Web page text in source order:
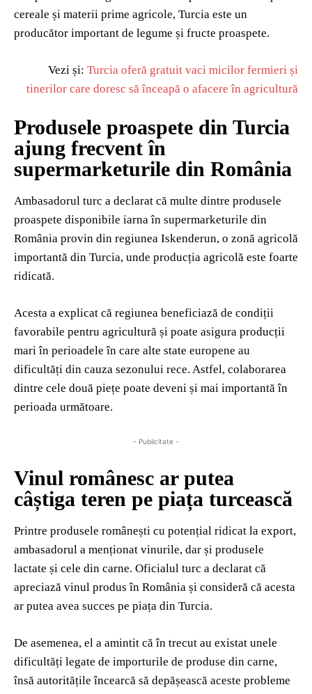
cereale și materii prime agricole, Turcia este un
producător important de legume și fructe proaspete.
Vezi și: Turcia oferă gratuit vaci micilor fermieri și
tinerilor care doresc să înceapă o afacere în agricultură
Produsele proaspete din Turcia
ajung frecvent în
supermarketurile din România
Ambasadorul turc a declarat că multe dintre produsele
proaspete disponibile iarna în supermarketurile din
România provin din regiunea Iskenderun, o zonă agricolă
importantă din Turcia, unde producția agricolă este foarte
ridicată.
Acesta a explicat că regiunea beneficiază de condiții
favorabile pentru agricultură și poate asigura producții
mari în perioadele în care alte state europene au
dificultăți din cauza sezonului rece. Astfel, colaborarea
dintre cele două piețe poate deveni și mai importantă în
perioada următoare.
- Publicitate -
Vinul românesc ar putea
câștiga teren pe piața turcească
Printre produsele românești cu potențial ridicat la export,
ambasadorul a menționat vinurile, dar și produsele
lactate și cele din carne. Oficialul turc a declarat că
apreciază vinul produs în România și consideră că acesta
ar putea avea succes pe piața din Turcia.
De asemenea, el a amintit că în trecut au existat unele
dificultăți legate de importurile de produse din carne,
însă autoritățile încearcă să depășească aceste probleme